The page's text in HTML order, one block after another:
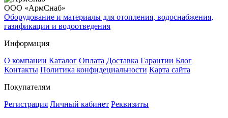
ООО «АрмСнаб»
Оборудование и материалы для отопления, водоснабжения,
газификации и водоотведения
Информация
О компании Каталог Оплата Доставка Гарантии Блог
Контакты Политика конфидециальности Карта сайта
Покупателям
Регистрация Личный кабинет Реквизиты